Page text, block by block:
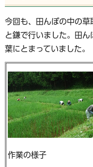
今回も、田んぼの中の
と鎌で行いました。田
葉にとまっていました。
作業の様子